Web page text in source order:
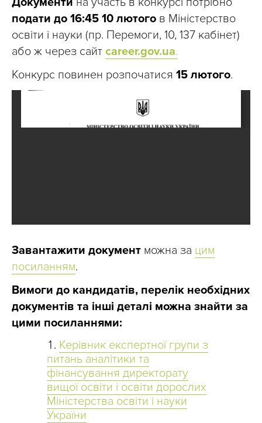
подати до 16:45 10 лютого в Міністерство
освіти і науки (пр. Перемоги, 10, 137 кабінет)
або ж через сайт career.gov.ua.
Конкурс повинен розпочатися 15 лютого.
Завантажити документ можна за цим
посиланням.
Вимоги до кандидатів, перелік необхідних
документів та інші деталі можна знайти за
цими посиланнями:
Керівник експертної групи з
питань аналітики та
фінансування директорату
вищої освіти і освіти дорослих
Міністерства освіти і науки
України